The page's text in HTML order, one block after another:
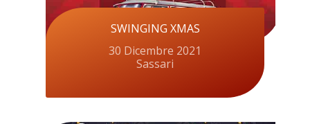
SWINGING XMAS
30 Dicembre 2021
Sassari